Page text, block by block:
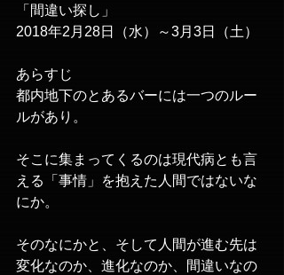
「間違い探し」
2018年2月28日（水）～3月3日（土）
あらすじ
都内地下のとあるバーには一つのルー
ルがあり。
そこに集まってくるのは現代病とも言
える「事情」を抱えた人間ではないな
にか。
そのなにかと、そして人間が進む先は
変化なのか、進化なのか、間違いなの